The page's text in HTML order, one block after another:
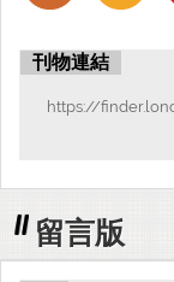
刊物連結
https://
留言版